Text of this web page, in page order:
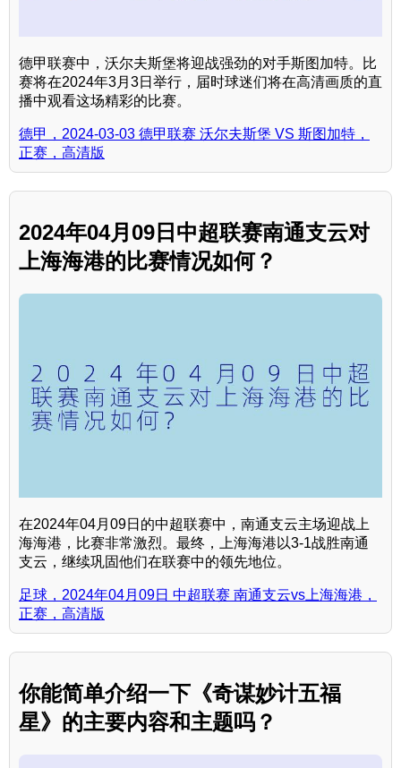
德甲联赛中，沃尔夫斯堡将迎战强劲的对手斯图加特。比
赛将在2024年3月3日举行，届时球迷们将在高清画质的直
播中观看这场精彩的比赛。
德甲，2024-03-03 德甲联赛 沃尔夫斯堡 VS 斯图加特，
正赛，高清版
2024年04月09日中超联赛南通支云对
上海海港的比赛情况如何？
在2024年04月09日的中超联赛中，南通支云主场迎战上
海海港，比赛非常激烈。最终，上海海港以3-1战胜南通
支云，继续巩固他们在联赛中的领先地位。
足球，2024年04月09日 中超联赛 南通支云vs上海海港，
正赛，高清版
你能简单介绍一下《奇谋妙计五福
星》的主要内容和主题吗？